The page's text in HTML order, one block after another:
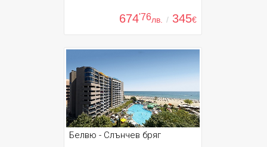
674'76лв. / 345€
Белвю - Слънчев бряг